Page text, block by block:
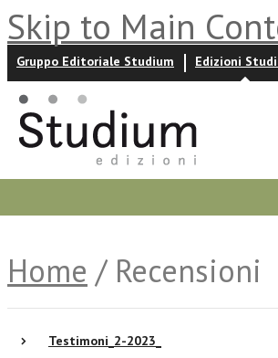
Skip to Main
Gruppo Editoriale Studium Edizioni
Home / Recensioni
Testimoni_2-2023_